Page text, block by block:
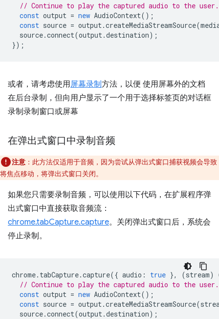
// Continue to play the captured audio to the user.
const output = new AudioContext();
const source = output .createMediaStreamSource(
source.connect(output .destination);
});
或者，请考虑使用屏幕录制方法，以便 使用屏幕外的文档
在后台录制，但向用户显示了一个用于选择标签页的对话框
录制录制窗口或屏幕
在弹出式窗口中录制音频
注意 ：此方法仅适用于音频，因为尝试从弹出式窗口捕获视频会导致
将焦点移动，将弹出式窗口关闭。
如果您只需要录制音频，可以使用以下代码，在扩展程序弹
出式窗口中直接获取音频流：
chrome.tabCapture.capture。关闭弹出式窗口后，系统会
停止录制。
chrome. tabCapture.capture({ audio : true }, (stream)
// Continue to play the captured audio to the user.
const output = new AudioContext();
const source = output .createMediaStreamSource(
source.connect(output .destination);